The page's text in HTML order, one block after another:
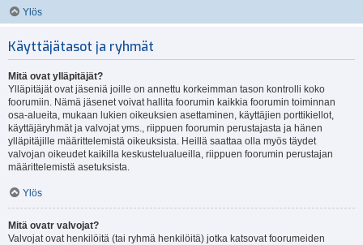
Ylös
Käyttäjätasot ja ryhmät
Mitä ovat ylläpitäjät?
Ylläpitäjät ovat jäseniä joille on annettu korkeimman tason kontrolli koko
foorumiin. Nämä jäsenet voivat hallita foorumin kaikkia foorumin toiminnan
osa-alueita, mukaan lukien oikeuksien asettaminen, käyttäjien porttikiellot,
käyttäjäryhmät ja valvojat yms., riippuen foorumin perustajasta ja hänen
ylläpitäjille määrittelemistä oikeuksista. Heillä saattaa olla myös täydet
valvojan oikeudet kaikilla keskustelualueilla, riippuen foorumin perustajan
määrittelemistä asetuksista.
Ylös
Mitä ovatr valvojat?
Valvojat ovat henkilöitä (tai ryhmä henkilöitä) jotka katsovat foorumeiden